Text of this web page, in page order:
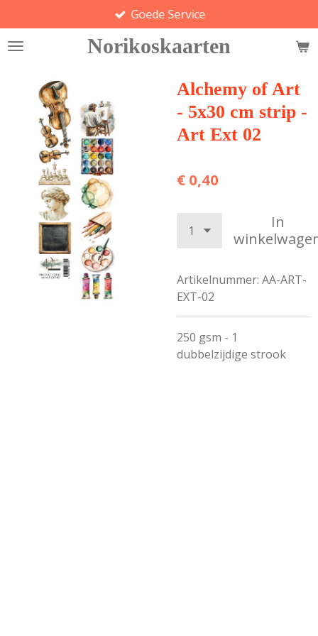
direct
naar
hoofdinhoud
Norikoskaarten
Goede Service
Alchemy of Art
- 5x30 cm strip -
Art Ext 02
€ 0,40
In
Artikelnummer: AA-ART-
EXT-02
250 gsm - 1
dubbelzijdige strook